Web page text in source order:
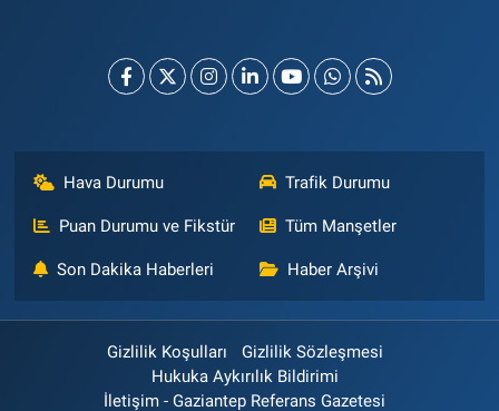
Hava Durumu Trafik Durumu
Puan Durumu ve Fikstür Tüm Manşetler
Son Dakika Haberleri Haber Arşivi
Gizlilik Koşulları
Gizlilik Sözleşmesi
Hukuka Aykırılık Bildirimi
İletişim - Gaziantep Referans Gazetesi